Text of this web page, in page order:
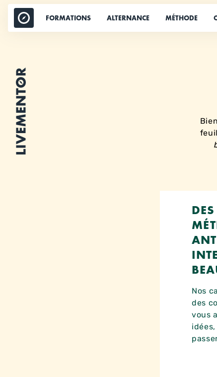
Aller
contenu
FORMATIONS ALTERNANCE MÉTHODE
DES
Nos
des
vous